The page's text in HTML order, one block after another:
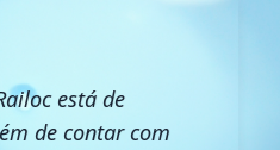
está de
de contar com